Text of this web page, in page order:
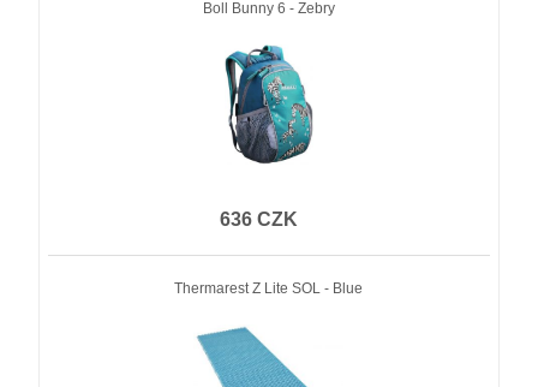
Boll Bunny 6 - Zebry
636 CZK
Thermarest Z Lite SOL - Blue